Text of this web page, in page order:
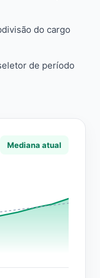
do cargo
de período
Mediana atual